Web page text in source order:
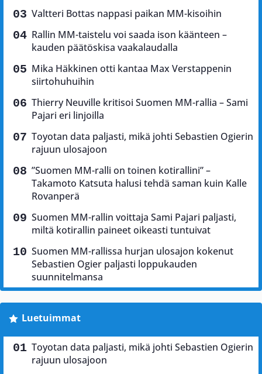
Valtteri Bottas nappasi paikan MM-kisoihin
Rallin MM-taistelu voi saada ison käänteen –
kauden päätöskisa vaakalaudalla
Mika Häkkinen otti kantaa Max Verstappenin
siirtohuhuihin
Thierry Neuville kritisoi Suomen MM-rallia – Sami
Pajari eri linjoilla
Toyotan data paljasti, mikä johti Sebastien Ogierin
rajuun ulosajoon
”Suomen MM-ralli on toinen kotirallini” –
Takamoto Katsuta halusi tehdä saman kuin Kalle
Rovanperä
Suomen MM-rallin voittaja Sami Pajari paljasti,
miltä kotirallin paineet oikeasti tuntuivat
Suomen MM-rallissa hurjan ulosajon kokenut
Sebastien Ogier paljasti loppukauden
suunnitelmansa
Luetuimmat
Toyotan data paljasti, mikä johti Sebastien Ogierin
rajuun ulosajoon